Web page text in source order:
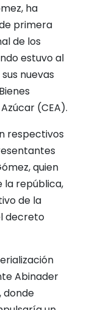
ha
primera
de los
estuvo al
nuevas
(CEA).
respectivos
quien
la república,
de la
decreto
Abinader
donde